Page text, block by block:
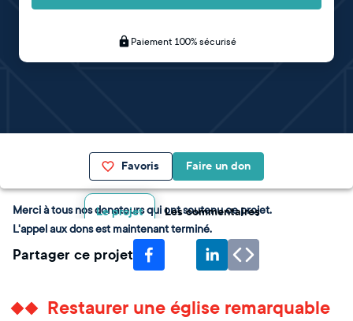
Paiement 100% sécurisé
Favoris Faire un don
Le projet Les commentaires
Merci à tous nos donateurs qui ont soutenu ce projet.
L'appel aux dons est maintenant terminé.
Partager ce projet
Restaurer une église remarquable